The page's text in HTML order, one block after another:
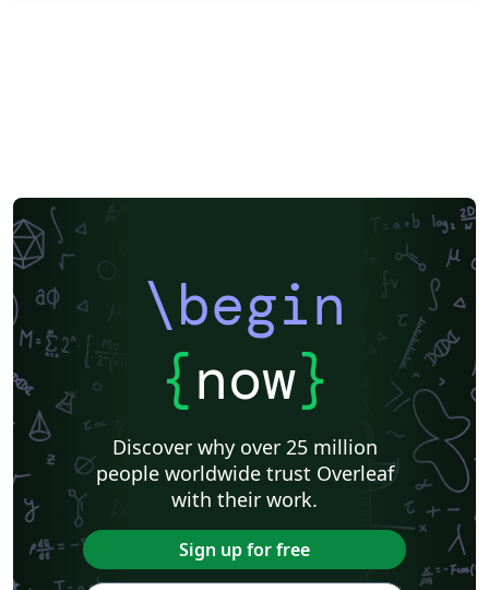
\begin
{now}
Discover why over 25 million
people worldwide trust Overleaf
with their work.
Sign up for free